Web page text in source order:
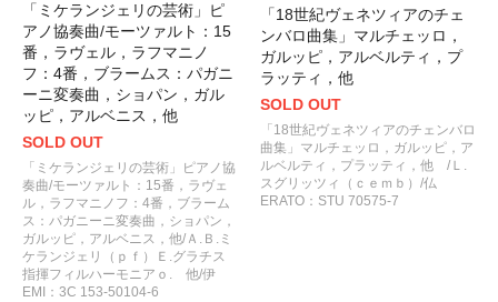
「ミケランジェリの芸術」ピ
アノ協奏曲/モーツァルト：15
番，ラヴェル，ラフマニノ
フ：4番，ブラームス：パガニ
ーニ変奏曲，ショパン，ガル
ッピ，アルベニス，他
SOLD OUT
「ミケランジェリの芸術」ピアノ協
奏曲/モーツァルト：15番，ラヴェ
ル，ラフマニノフ：4番，ブラーム
ス：パガニーニ変奏曲，ショパン，
ガルッピ，アルベニス，他/Ａ.Ｂ.ミ
ケランジェリ（ｐｆ）Ｅ.グラチス
指揮フィルハーモニアｏ. 他/伊
EMI：3C 153-50104-6
「18世紀ヴェネツィアのチェ
ンバロ曲集」マルチェッロ，
ガルッピ，アルベルティ，プ
ラッティ，他
SOLD OUT
「18世紀ヴェネツィアのチェンバロ
曲集」マルチェッロ，ガルッピ，ア
ルベルティ，プラッティ，他 /Ｌ.
スグリッツィ（ｃｅｍｂ）/仏
ERATO：STU 70575-7